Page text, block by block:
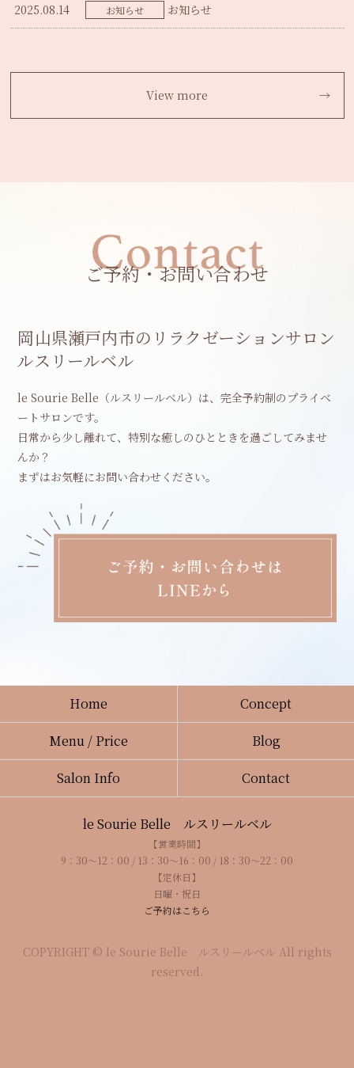
2025.08.14 お知らせ お知らせ
View more
ご予約・お問い合わせ
岡山県瀬戸内市のリラクゼーションサロン
ルスリールベル
le Sourie Belle（ルスリールベル）は、完全予約制のプライベ
ートサロン​です。
日常から少し離れて、特別な癒しのひとときを過ごしてみませ
んか？
まずはお気軽にお問い合わせください。
Home Concept
Menu / Price Blog
Salon Info Contact
le Sourie Belle ルスリールベル
【営業時間】
9：30～12：00 / 13：30～16：00 / 18：30～22：00
【定休日】
日曜・祝日
ご予約はこちら
COPYRIGHT © le Sourie Belle ルスリールベル All rights
reserved.